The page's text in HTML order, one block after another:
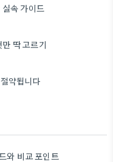
속 가이드
딱 고르기
약됩니다
와 비교 포인트